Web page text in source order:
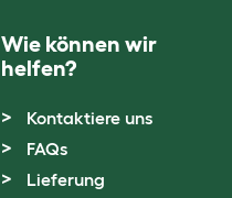
Wie können wir
helfen?
Kontaktiere uns
FAQs
Lieferung